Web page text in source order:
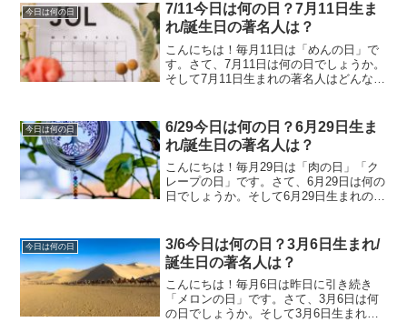
今日は何の日
7/11今日は何の日？7月11日生ま
れ/誕生日の著名人は？
こんにちは！毎月11日は「めんの日」で
す。さて、7月11日は何の日でしょうか。
そして7月11日生まれの著名人はどんな人
月11日は何の日？真珠記念日1893年7月...
今日は何の日
6/29今日は何の日？6月29日生ま
れ/誕生日の著名人は？
こんにちは！毎月29日は「肉の日」「ク
レープの日」です。さて、6月29日は何の
日でしょうか。そして6月29日生まれの著
日の著名人は？6月29日は何の日？佃煮の
日佃...
今日は何の日
3/6今日は何の日？3月6日生まれ/
誕生日の著名人は？
こんにちは！毎月6日は昨日に引き続き
「メロンの日」です。さて、3月6日は何
の日でしょうか。そして3月6日生まれの